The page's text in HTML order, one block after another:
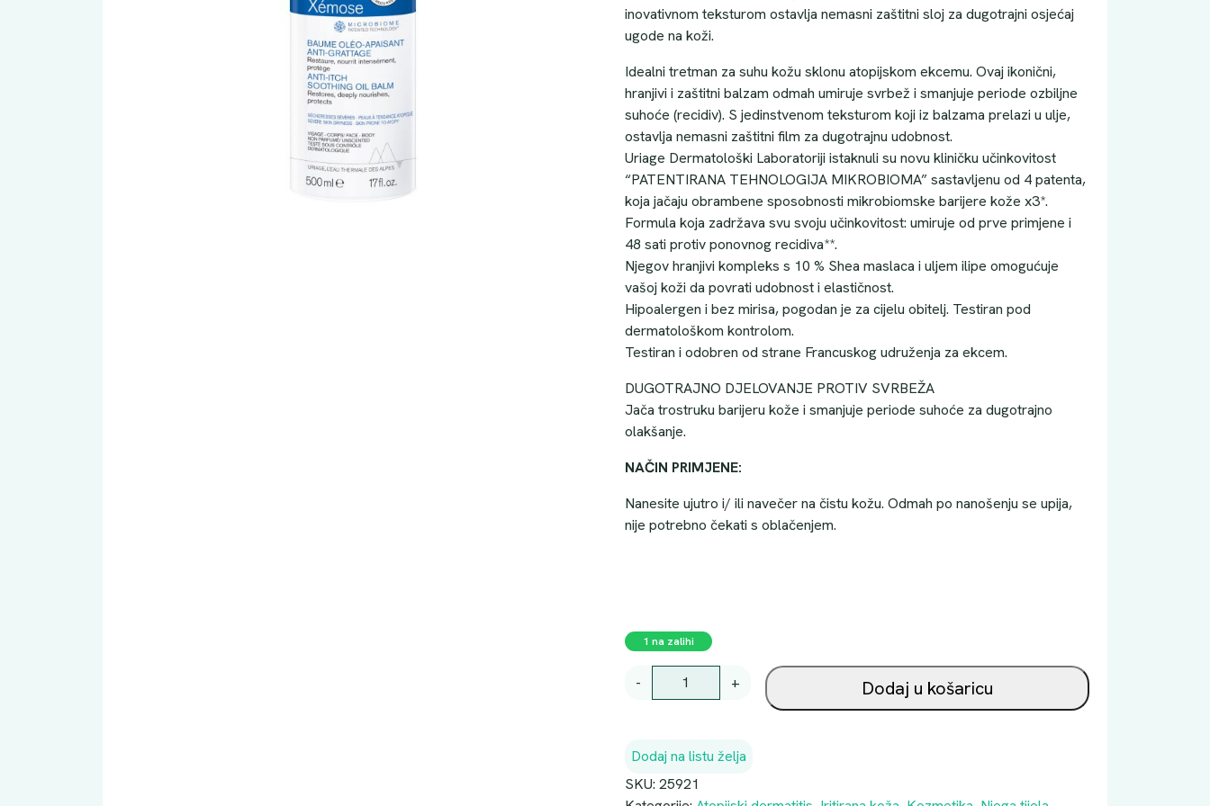
inovativnom teksturom ostavlja nemasni zaštitni sloj za dugotrajni osjećaj
ugode na koži.
Idealni tretman za suhu kožu sklonu atopijskom ekcemu. Ovaj ikonični,
hranjivi i zaštitni balzam odmah umiruje svrbež i smanjuje periode ozbiljne
suhoće (recidiv). S jedinstvenom teksturom koji iz balzama prelazi u ulje,
ostavlja nemasni zaštitni film za dugotrajnu udobnost.
Uriage Dermatološki Laboratoriji istaknuli su novu kliničku učinkovitost
“PATENTIRANA TEHNOLOGIJA MIKROBIOMA” sastavljenu od 4 patenta,
koja jačaju obrambene sposobnosti mikrobiomske barijere kože x3*.
Formula koja zadržava svu svoju učinkovitost: umiruje od prve primjene i
48 sati protiv ponovnog recidiva**.
Njegov hranjivi kompleks s 10 % Shea maslaca i uljem ilipe omogućuje
vašoj koži da povrati udobnost i elastičnost.
Hipoalergen i bez mirisa, pogodan je za cijelu obitelj. Testiran pod
dermatološkom kontrolom.
Testiran i odobren od strane Francuskog udruženja za ekcem.
DUGOTRAJNO DJELOVANJE PROTIV SVRBEŽA
Jača trostruku barijeru kože i smanjuje periode suhoće za dugotrajno
olakšanje.
NAČIN PRIMJENE:
Nanesite ujutro i/ ili navečer na čistu kožu. Odmah po nanošenju se upija,
nije potrebno čekati s oblačenjem.
1 na zalihi
-
G
E
+ Dodaj u košaricu
Dodaj na listu želja
SKU: 25921